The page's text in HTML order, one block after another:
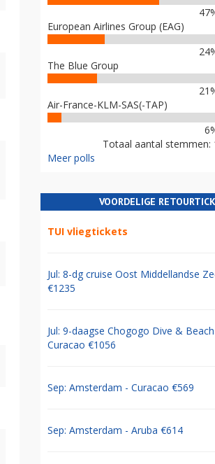
European Airlines Group (EAG)
The Blue Group
Air-France-KLM-SAS(-TAP)
Totaal aantal stemmen:
Meer polls
VOORDELIGE
TUI vliegtickets
Jul: 8-dg cruise Oost Middellandse
€1235
Jul: 9-daagse Chogogo Dive & Beach
Curacao €1056
Sep: Amsterdam - Curacao €569
Sep: Amsterdam - Aruba €614